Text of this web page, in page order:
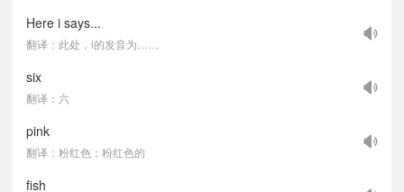
Here i says...
翻译：此处，i的发音为……
six
翻译：六
pink
翻译：粉红色；粉红色的
fish